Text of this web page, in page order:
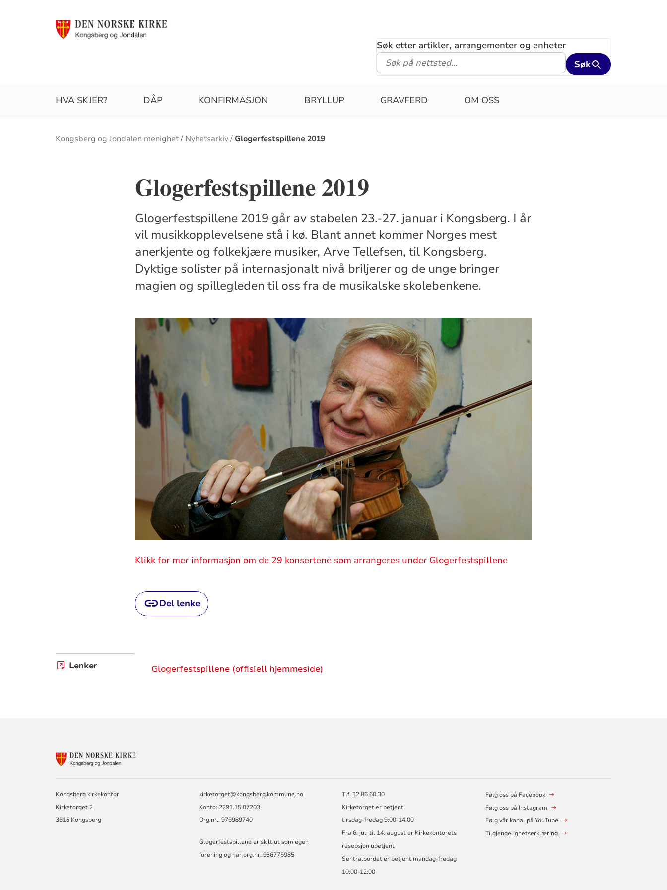
Søk etter artikler, arrangementer og enheter
Søk
HVA SKJER? DÅP KONFIRMASJON BRYLLUP GRAVFERD OM OSS
Brødsmulesti
Kongsberg og Jondalen menighet Nyhetsarkiv Glogerfestspillene 2019
Glogerfestspillene 2019
Glogerfestspillene 2019 går av stabelen 23.-27. januar i Kongsberg. I år
vil musikkopplevelsene stå i kø. Blant annet kommer Norges mest
anerkjente og folkekjære musiker, Arve Tellefsen, til Kongsberg.
Dyktige solister på internasjonalt nivå briljerer og de unge bringer
magien og spillegleden til oss fra de musikalske skolebenkene.
Klikk for mer informasjon om de 29 konsertene som arrangeres under Glogerfestspillene
Del lenke
Lenker Glogerfestspillene (offisiell hjemmeside)
JONDALEN
MENIGHET
Kongsberg kirkekontor
Kirketorget 2
3616 Kongsberg
kirketorget@kongsberg.kommune.no
Konto: 2291.15.07203
Org.nr.: 976989740
Glogerfestspillene er skilt ut som egen
forening og har org.nr. 936775985
Tlf. 32 86 60 30
Kirketorget er betjent
tirsdag-fredag 9:00-14:00
Fra 6. juli til 14. august er Kirkekontorets
resepsjon ubetjent
Sentralbordet er betjent mandag-fredag
10:00-12:00
Følg oss på Facebook
Følg oss på Instagram
Følg vår kanal på YouTube
Tilgjengelighetserklæring